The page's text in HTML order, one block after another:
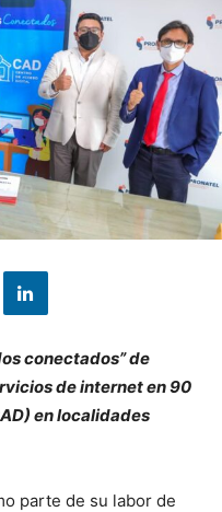
conectados” de
de internet en 90
en localidades
parte de su labor de